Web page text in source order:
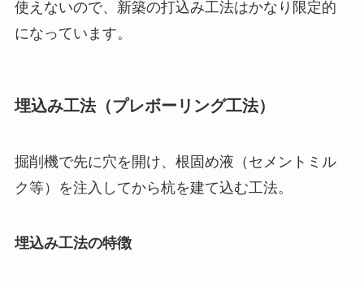
使えないので、新築の打込み工法はかなり限定的
になっています。
埋込み工法（プレボーリング工法）
掘削機で先に穴を開け、根固め液（セメントミル
ク等）を注入してから杭を建て込む工法。
埋込み工法の特徴